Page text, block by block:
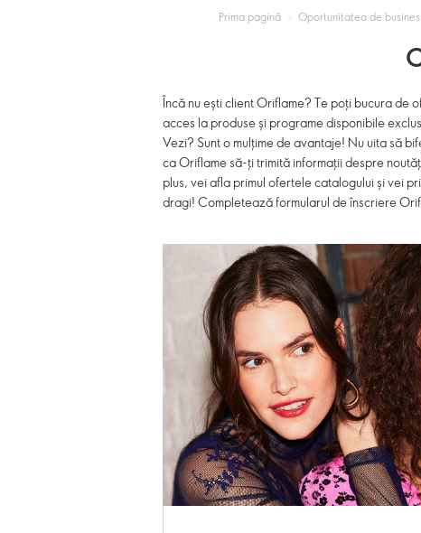
Prima pagină Oportunitatea de business
Încă nu ești client Oriflame? Te poți bucura de
acces la produse și programe disponibile
Vezi? Sunt o mulțime de avantaje! Nu uita să
ca Oriflame să-ți trimită informații despre
plus, vei afla primul ofertele catalogului și vei
dragi! Completează formularul de înscriere